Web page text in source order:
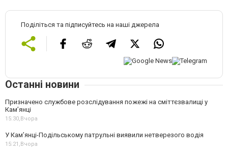
Поділіться та підписуйтесь на наші джерела
Останні новини
Призначено службове розслідування пожежі на сміттєзвалищі у
Кам’янці
15:30,Вчора
У Кам’янці-Подільському патрульні виявили нетверезого водія
15:21,Вчора